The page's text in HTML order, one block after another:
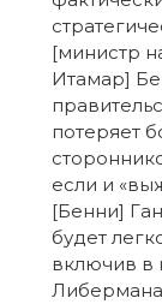
[министр
Итамар]
потеряет
если и
[Бенни]
будет
включив в